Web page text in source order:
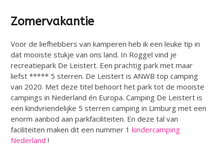
Zomervakantie
Voor de liefhebbers van kamperen heb ik een leuke tip in
dat mooiste stukje van ons land. In Roggel vind je
recreatiepark De Leistert. Een prachtig park met maar
liefst ***** 5 sterren. De Leistert is ANWB top camping
van 2020. Met deze titel behoort het park tot de mooiste
campings in Nederland én Europa. Camping De Leistert is
een kindvriendelijke 5 sterren camping in Limburg met een
enorm aanbod aan parkfaciliteiten. En deze tal van
faciliteiten maken dit een nummer 1kindercamping
Nederland !